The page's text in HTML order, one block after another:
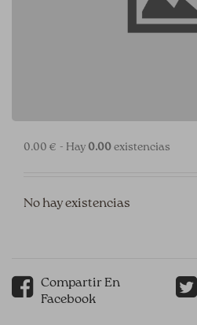
0.00 € - Hay 0.00existencias
No hay existencias
Compartir En
Facebook